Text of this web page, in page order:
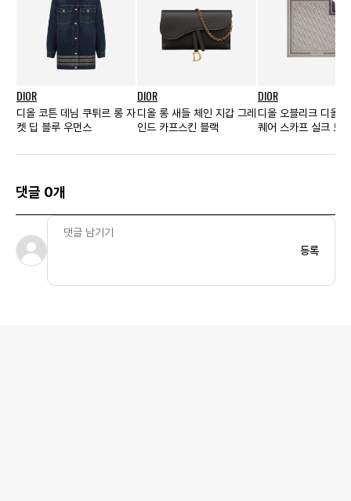
DIOR
디올 코튼 데님 쿠튀르 롱 자
켓 딥 블루 우먼스
DIOR
디올 롱 새들 체인 지갑 그레
인드 카프스킨 블랙
DIOR
디올 오블리크 디올
퀘어 스카프 실크 트
댓글 0개
등록